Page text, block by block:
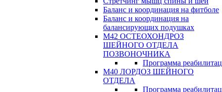
Баланс и координация на фитболе
Баланс и координация на
балансирующих подушках
М42 ОСТЕОХОНДРОЗ
ШЕЙНОГО ОТДЕЛА
ПОЗВОНОЧНИКА
Программа
М40 ЛОРДОЗ ШЕЙНОГО
ОТДЕЛА
Программа